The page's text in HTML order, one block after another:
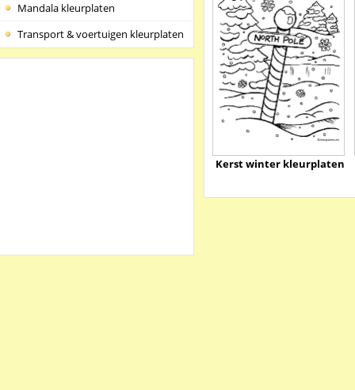
Mandala kleurplaten
Transport & voertuigen kleurplaten
Kerst winter kleurplaten